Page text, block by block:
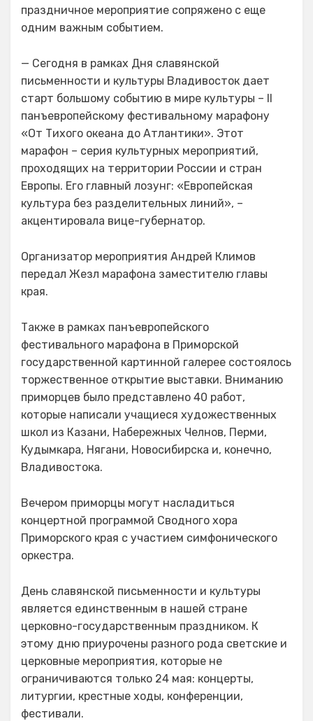
праздничное мероприятие сопряжено с еще
одним важным событием.
— Сегодня в рамках Дня славянской
письменности и культуры Владивосток дает
старт большому событию в мире культуры – II
панъевропейскому фестивальному марафону
«От Тихого океана до Атлантики». Этот
марафон – серия культурных мероприятий,
проходящих на территории России и стран
Европы. Его главный лозунг: «Европейская
культура без разделительных линий», –
акцентировала вице-губернатор.
Организатор мероприятия Андрей Климов
передал Жезл марафона заместителю главы
края.
Также в рамках панъевропейского
фестивального марафона в Приморской
государственной картинной галерее состоялось
торжественное открытие выставки. Вниманию
приморцев было представлено 40 работ,
которые написали учащиеся художественных
школ из Казани, Набережных Челнов, Перми,
Кудымкара, Нягани, Новосибирска и, конечно,
Владивостока.
Вечером приморцы могут насладиться
концертной программой Сводного хора
Приморского края с участием симфонического
оркестра.
День славянской письменности и культуры
является единственным в нашей стране
церковно-государственным праздником. К
этому дню приурочены разного рода светские и
церковные мероприятия, которые не
ограничиваются только 24 мая: концерты,
литургии, крестные ходы, конференции,
фестивали.